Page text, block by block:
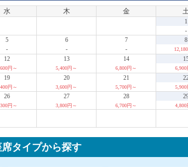
水 木 金
1
-
5
-
6
-
7
-
8
12
円～
13
5,400円～
14
6,800円～ 6,900
19
円～
20
3,600円～
21
5,700円～ 5,900
26
円～
27
3,800円～
28
6,700円～ 4,800
タイプから探す